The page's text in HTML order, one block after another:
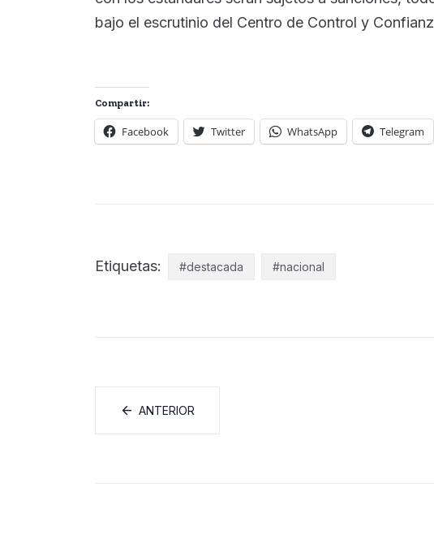
bajo el escrutinio del Centro de Control y
Compartir:
Facebook Twitter WhatsApp Telegram
Etiquetas: #destacada #nacional
ANTERIOR